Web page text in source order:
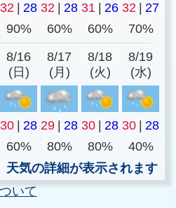
32 28 32 28 31 26 32
27
90% 60% 60% 70%
8/16
(日)
8/17
(月)
8/18
(火)
8/19
(水)
30 28 29 28 30 28 30
28
60% 80% 80%
40%
天気の詳細が表示されます
いて